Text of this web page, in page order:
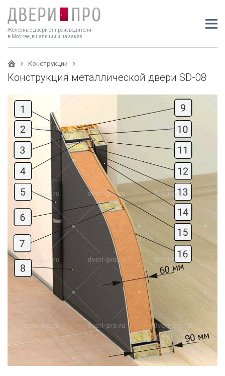
Железные двери от производителя
в Москве, в наличии и на заказ
Конструкции
Конструкция металлической двери SD-08